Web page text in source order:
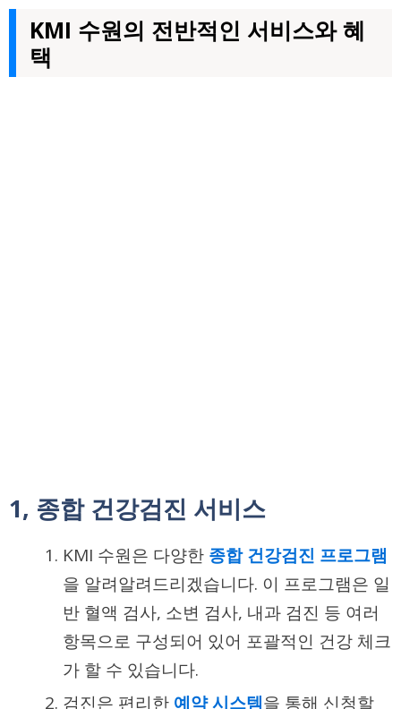
KMI 수원의 전반적인 서비스와 혜
택
1, 종합 건강검진 서비스
KMI 수원은 다양한 종합 건강검진 프로그램
을 알려알려드리겠습니다. 이 프로그램은 일
반 혈액 검사, 소변 검사, 내과 검진 등 여러
항목으로 구성되어 있어 포괄적인 건강 체크
가 할 수 있습니다.
검진은 편리한 예약 시스템을 통해 신청할